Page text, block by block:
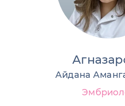
Айдана